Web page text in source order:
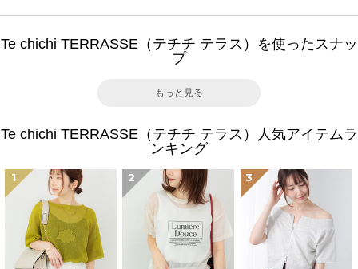
Te chichi TERRASSE（テチチ テラス）を使ったスナッ
プ
もっと見る
Te chichi TERRASSE（テチチ テラス）人気アイテムラ
ンキング
1 2 3